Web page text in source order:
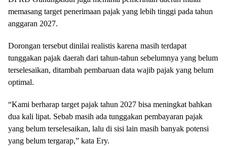
memasang target penerimaan pajak yang lebih tinggi pada tahun
anggaran 2027.
Dorongan tersebut dinilai realistis karena masih terdapat
tunggakan pajak daerah dari tahun-tahun sebelumnya yang belum
terselesaikan, ditambah pembaruan data wajib pajak yang belum
optimal.
“Kami berharap target pajak tahun 2027 bisa meningkat bahkan
dua kali lipat. Sebab masih ada tunggakan pembayaran pajak
yang belum terselesaikan, lalu di sisi lain masih banyak potensi
yang belum tergarap,” kata Ery.